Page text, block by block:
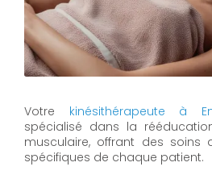
Votre kinésithérapeute à
spécialisé dans la
musculaire, offrant des soins
spécifiques de chaque patient.